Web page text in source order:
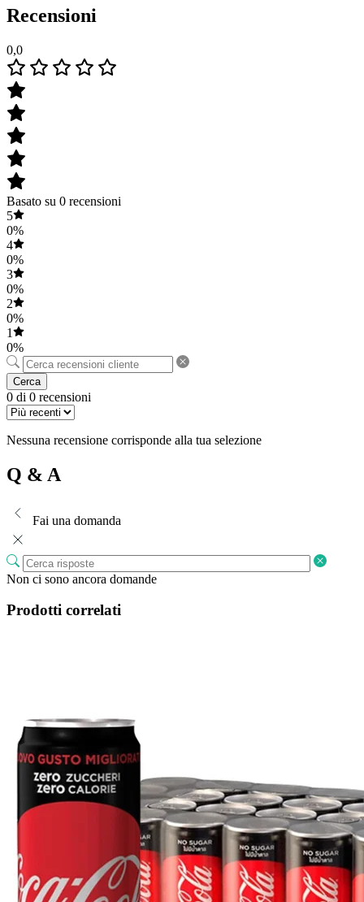
Recensioni
0,0
Basato su 0 recensioni
5
0%
4
0%
3
0%
2
0%
1
0%
Cerca
0 di 0 recensioni
Nessuna recensione corrisponde alla tua selezione
Q & A
Fai una domanda
Non ci sono ancora domande
Prodotti correlati